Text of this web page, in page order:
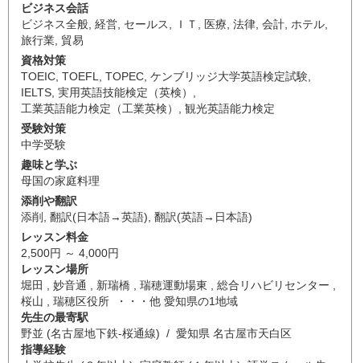
ビジネス会話
ビジネス全般 経営 セールス ＩＴ 医療 法律 会計 ホテル
旅行業 貿易
資格対策
TOEIC TOEFL TOPEC ケンブリッジ大学英語検定試験
IELTS 実用英語技能検定（英検）
工業英語能力検定（工業英検）
観光英語能力検定
受験対策
中学受験
趣味と学ぶ
母国の家庭料理
添削や翻訳
添削
翻訳(日本語→英語) 翻訳(英語→日本語)
レッスン料金
2,500円 ～ 4,000円
レッスン場所
堀田 , 妙音通 , 新瑞橋 , 瑞穂運動場東 , 総合リハビリセンター ,
桜山 , 瑞穂区役所 ・・・他 愛知県の1地域
先生の最寄駅
野並 (名古屋地下鉄-桜通線) / 愛知県 名古屋市天白区
指導経験